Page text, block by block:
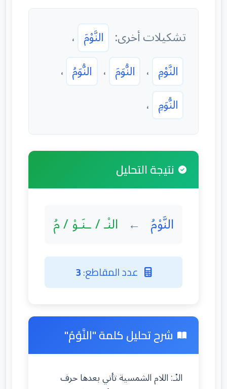
تشكيلات أخرى: النَّوْمَ ،
النَّوْمِ ، النُّوَمَ ، النُّوَمُ ،
النُّوَمِ ،
نتيجة التحليل
النَّوْمُ ← النْـ / ـنَـوْ / مُ
عدد المقاطع:3
شرح تحليل كلمة "النَّوْمُ"
النْـ: اللام الشمسية تأتي بعدها حرف